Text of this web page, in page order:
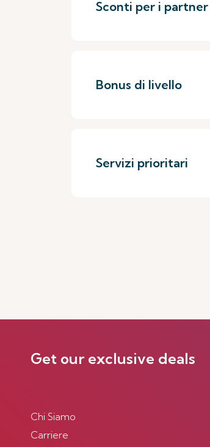
Sconti per i partner
Bonus di livello
Servizi prioritari
Get our exclusive deals
Chi Siamo
Carriere